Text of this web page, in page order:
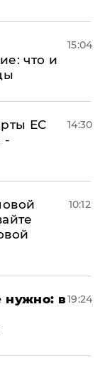
что и
15:04
ЕС
-
14:30
10:12
нужно: в19:24